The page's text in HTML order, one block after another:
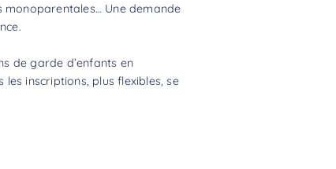
Une demande
de garde d’enfants en
les inscriptions, plus flexibles, se